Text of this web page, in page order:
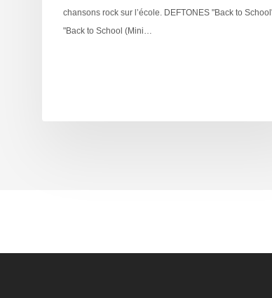
chansons rock sur l’école. DEFTONES "Back to
"Back to School (Mini…